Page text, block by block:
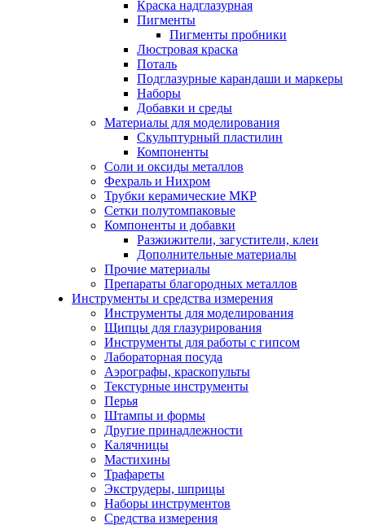
Краска надглазурная
Пигменты
Пигменты пробники
Люстровая краска
Поталь
Подглазурные карандаши и маркеры
Наборы
Добавки и среды
Материалы для моделирования
Скульптурный пластилин
Компоненты
Соли и оксиды металлов
Фехраль и Нихром
Трубки керамические МКР
Сетки полутомпаковые
Компоненты и добавки
Разжижители, загустители, клеи
Дополнительные материалы
Прочие материалы
Препараты благородных металлов
Инструменты и средства измерения
Инструменты для моделирования
Щипцы для глазурирования
Инструменты для работы с гипсом
Лабораторная посуда
Аэрографы, краскопульты
Текстурные инструменты
Перья
Штампы и формы
Другие принадлежности
Калячницы
Мастихины
Трафареты
Экструдеры, шприцы
Наборы инструментов
Средства измерения